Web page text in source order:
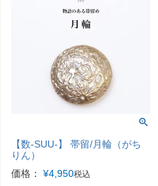
【数-SUU-】 帯留/月輪（がち
りん）
価格：
¥4,950税込